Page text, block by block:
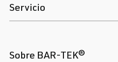
Servicio
Sobre BAR-TEK®